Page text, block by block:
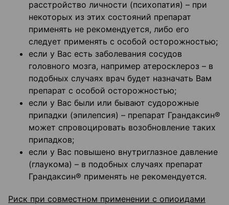
расстройство личности (психопатия) – при
некоторых из этих состояний препарат
применять не рекомендуется, либо его
следует применять с особой осторожностью;
если у Вас есть заболевания сосудов
головного мозга, например атеросклероз – в
подобных случаях врач будет назначать Вам
препарат с особой осторожностью;
если у Вас были или бывают судорожные
припадки (эпилепсия) – препарат Грандаксин®
может спровоцировать возобновление таких
припадков;
если у Вас повышено внутриглазное давление
(глаукома) – в подобных случаях препарат
Грандаксин® применять не рекомендуется.
Риск при совместном применении с опиоидами